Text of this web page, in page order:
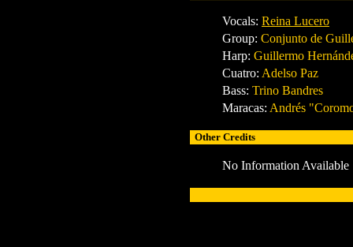
Vocals: Reina Lucero
Group: Conjunto de
Harp: Guillermo
Cuatro: Adelso Paz
Bass: Trino Bandres
Maracas: Andrés
Other Credits
No Information Available